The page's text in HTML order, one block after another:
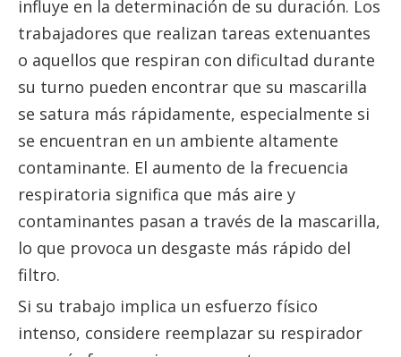
influye en la determinación de su duración. Los
trabajadores que realizan tareas extenuantes
o aquellos que respiran con dificultad durante
su turno pueden encontrar que su mascarilla
se satura más rápidamente, especialmente si
se encuentran en un ambiente altamente
contaminante. El aumento de la frecuencia
respiratoria significa que más aire y
contaminantes pasan a través de la mascarilla,
lo que provoca un desgaste más rápido del
filtro.
Si su trabajo implica un esfuerzo físico
intenso, considere reemplazar su respirador